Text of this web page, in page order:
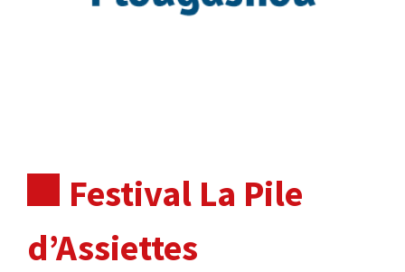
Festival La Pile
d’Assiettes